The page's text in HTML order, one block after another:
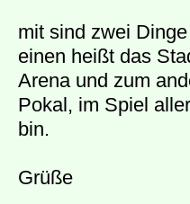
mit sind zwei
einen heißt das
Arena und zum
Pokal, im Spiel
bin.
Grüße